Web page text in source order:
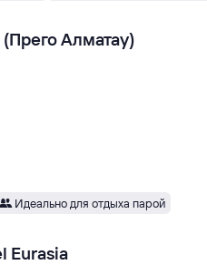
Алматау)
Идеально для отдыха парой
Eurasia